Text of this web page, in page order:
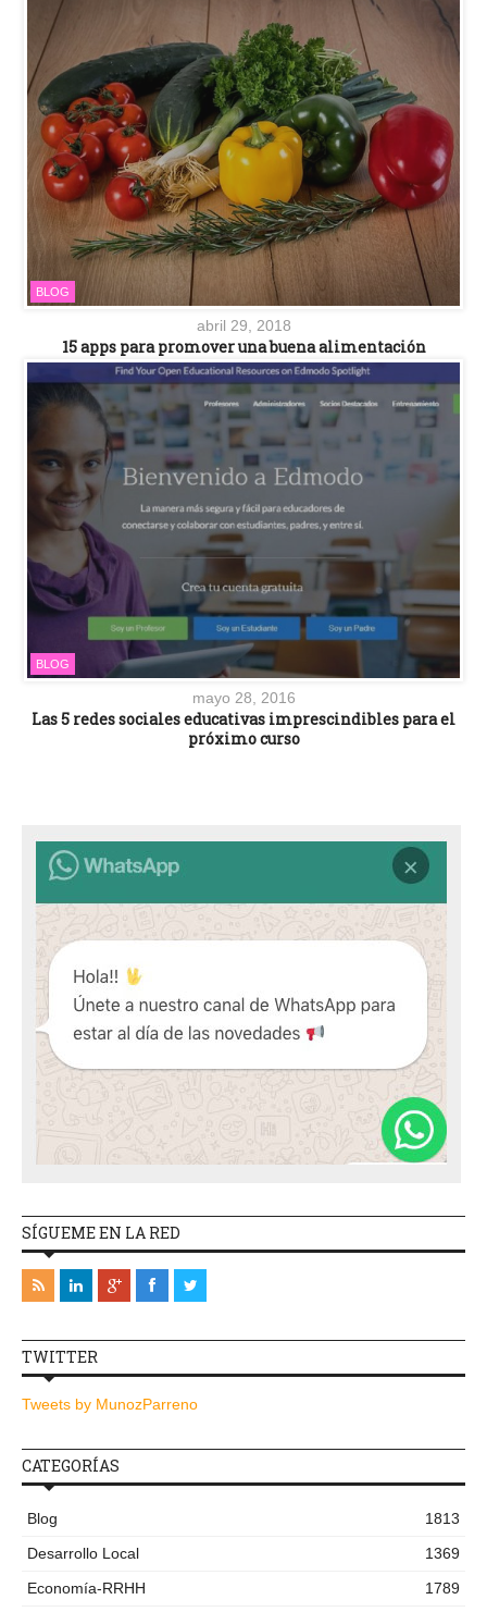
BLOG
abril 29, 2018
15 apps para promover una buena alimentación
BLOG
mayo 28, 2016
Las 5 redes sociales educativas imprescindibles para el
próximo curso
SÍGUEME EN LA RED
TWITTER
Tweets by MunozParreno
CATEGORÍAS
Blog
1813
Desarrollo Local
1369
Economía-RRHH
1789